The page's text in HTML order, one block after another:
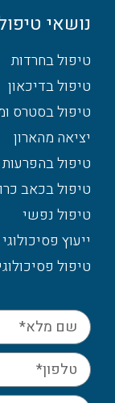
נושאי
טיפול בחרדות
טיפול בדיכאון
טיפול בסטרס
יציאה מהארון
טיפול
טיפול בכאב
טיפול נפשי
ייעוץ פסיכולוגי
טיפול